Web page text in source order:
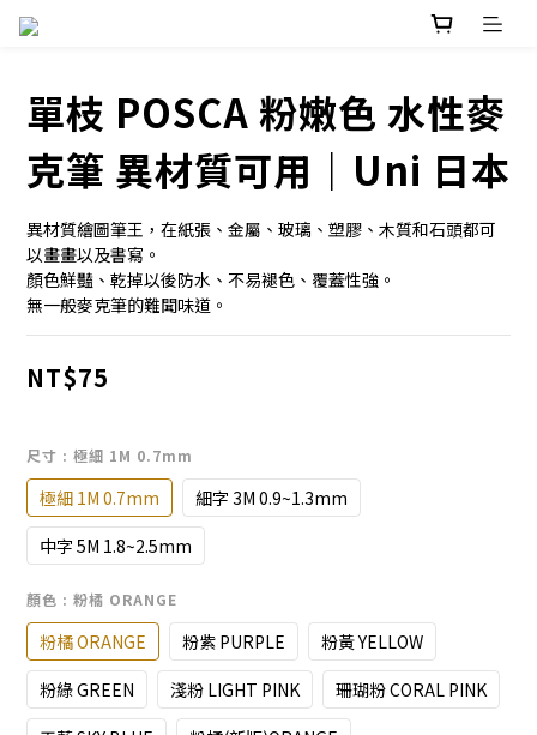
單枝 POSCA 粉嫩色 水性麥
克筆 異材質可用｜Uni 日本
異材質繪圖筆王，在紙張、金屬、玻璃、塑膠、木質和石頭都可
以畫畫以及書寫。
顏色鮮豔、乾掉以後防水、不易褪色、覆蓋性強。
無一般麥克筆的難聞味道。
NT$75
尺寸 : 極細 1M 0.7mm
極細 1M 0.7mm
細字 3M 0.9~1.3mm
中字 5M 1.8~2.5mm
顏色 : 粉橘 ORANGE
粉橘 ORANGE 粉紫 PURPLE
粉黃 YELLOW
粉綠 GREEN
淺粉 LIGHT PINK
珊瑚粉 CORAL PINK